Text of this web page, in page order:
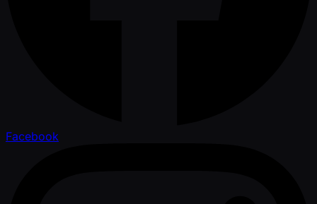
Facebook